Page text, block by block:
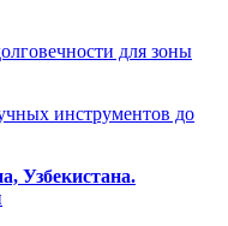
для зоны
инструментов до
Узбекистана.